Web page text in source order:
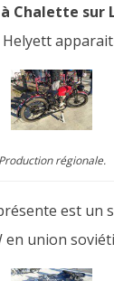
Chalette sur
Production régionale.
est un
union